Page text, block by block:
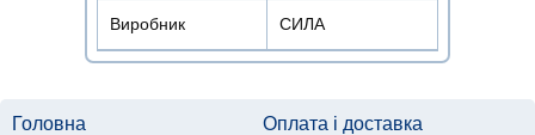
Виробник СИЛА
Головна
Оплата і доставка